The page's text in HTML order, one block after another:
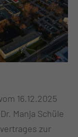
16.12.2025
Manja Schüle
zur